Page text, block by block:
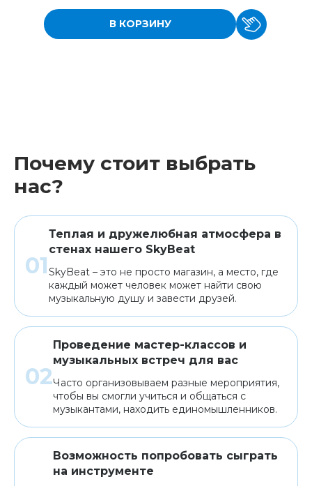
В КОРЗИНУ
Почему стоит выбрать
нас?
Теплая и дружелюбная атмосфера в
стенах нашего SkyBeat
SkyBeat – это не просто магазин, а место, где
каждый может человек может найти свою
музыкальную душу и завести друзей.
Проведение мастер-классов и
музыкальных встреч для вас
Часто организовываем разные мероприятия,
чтобы вы смогли учиться и общаться с
музыкантами, находить единомышленников.
Возможность попробовать сыграть
на инструменте